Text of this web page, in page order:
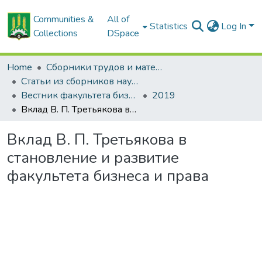
Communities &
Collections
All of
DSpace
Statistics Log In
Home
Сборники трудов и материалов конференций
Статьи из сборников научных трудов
Вестник факультета бизнеса и права
2019
Вклад В. П. Третьякова в становление и развитие факультета бизнеса и права
Вклад В. П. Третьякова в
становление и развитие
факультета бизнеса и права